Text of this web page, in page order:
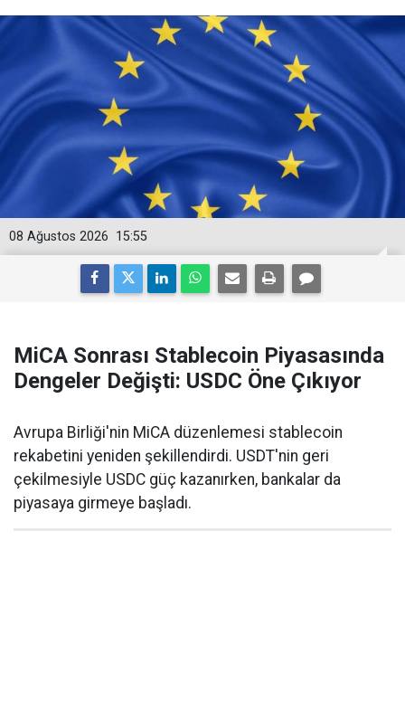
15:55
08 Ağustos 2026
MiCA Sonrası Stablecoin Piyasasında
Dengeler Değişti: USDC Öne Çıkıyor
Avrupa Birliği'nin MiCA düzenlemesi stablecoin
rekabetini yeniden şekillendirdi. USDT'nin geri
çekilmesiyle USDC güç kazanırken, bankalar da
piyasaya girmeye başladı.